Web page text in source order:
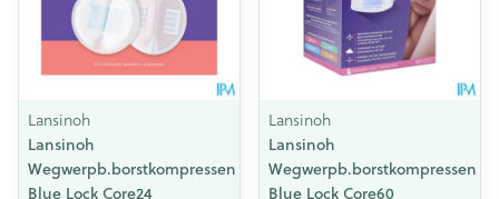
Lansinoh
Lansinoh
Wegwerpb.borstkompressen
Blue Lock Core24
Lansinoh
Lansinoh
Wegwerpb.borstkompressen
Blue Lock Core60